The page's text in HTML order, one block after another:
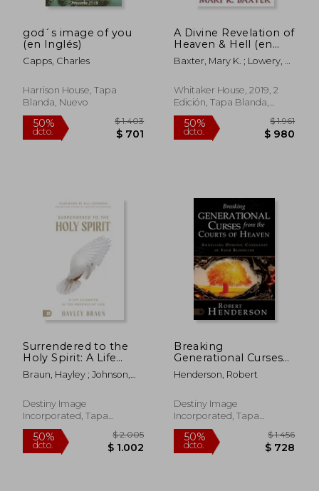
50% 50%
dcto.
god´s image of you
(en Inglés)
Capps, Charles
Harrison House, Tapa
Blanda, Nuevo
A Divine Revelation of
Heaven & Hell (en
Inglés)
Baxter, Mary K. ; Lowery, T.
Whitaker House, 2019, 2
Edición, Tapa Blanda,
Nuevo
Surrendered to the
Holy Spirit: A Life
Saturated in the
Presence of God (en
Braun, Hayley ; Johnson,
Destiny Image
Incorporated, Tapa
Blanda, Nuevo
Breaking
Generational Curses
from the Courts of
Heaven: Annulling
in Your Bloodline (en
Inglés)
Henderson, Robert
Destiny Image
Incorporated, Tapa
Blanda, Nuevo